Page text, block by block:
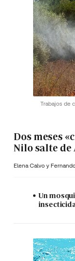
Trabajos de
Dos meses
Nilo salte
Elena Calvo y
Un